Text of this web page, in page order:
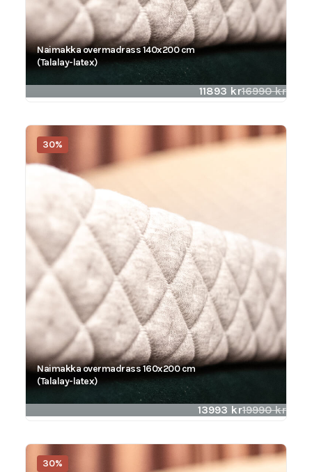
Naimakka overmadrass 140x200 cm
(Talalay-latex)
16990kr
11893 kr
30%
Naimakka overmadrass 160x200 cm
(Talalay-latex)
19990kr
13993 kr
30%